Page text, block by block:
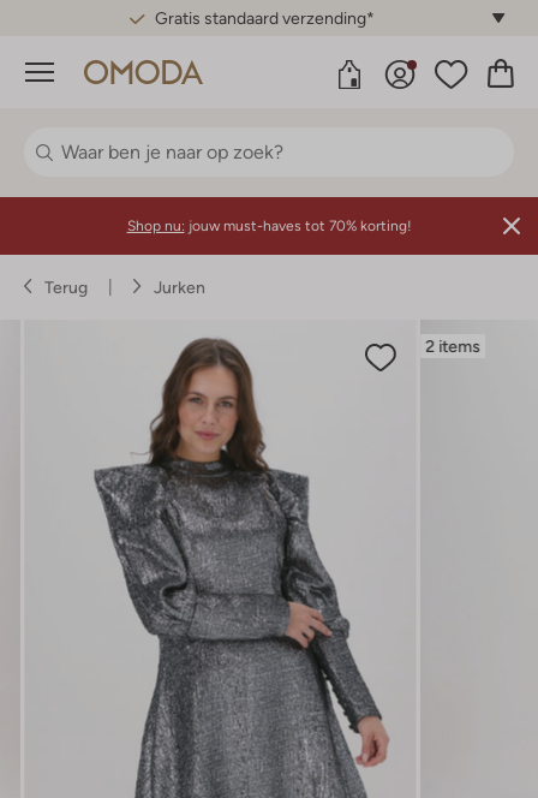
Gratis standaard verzending*
Menu
Shop nu: jouw must-haves tot 70% korting!
Terug Jurken
2 items